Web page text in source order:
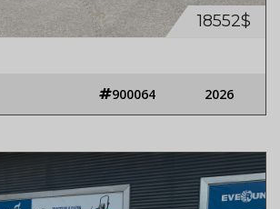
18552$
900064 2026